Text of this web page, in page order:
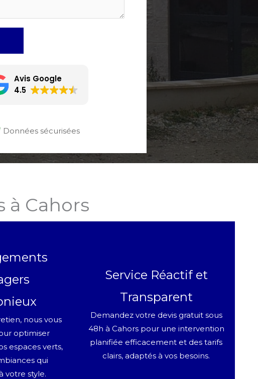
Avis Google
4.5
Données sécurisées
à Cahors
nous vous
optimiser
espaces verts,
qui
votre style.
Service Réactif et
Transparent
Demandez votre devis gratuit sous
48h à Cahors pour une intervention
planifiée efficacement et des tarifs
clairs, adaptés à vos besoins.